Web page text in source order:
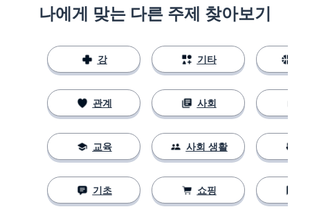
나에게 맞는 다른 주제 찾아보기
강
관계
교육
기초
기타
사회
사회 생활
쇼핑